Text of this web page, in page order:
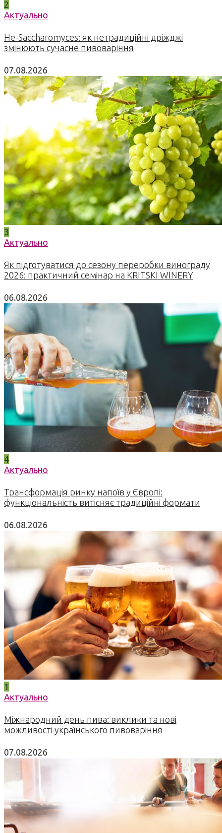
2
Актуально
Не-Saccharomyces: як нетрадиційні дріжджі
змінюють сучасне пивоваріння
07.08.2026
3
Актуально
Як підготуватися до сезону переробки винограду
2026: практичний семінар на KRITSKI WINERY
06.08.2026
4
Актуально
Трансформація ринку напоїв у Європі:
функціональність витісняє традиційні формати
06.08.2026
1
Актуально
Міжнародний день пива: виклики та нові
можливості українського пивоваріння
07.08.2026